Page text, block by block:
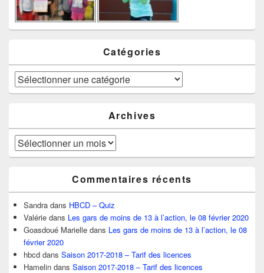
Catégories
Catégories
Archives
Archives
Commentaires récents
Sandra dans HBCD – Quiz
Valérie dans Les gars de moins de 13 à l’action, le 08 février 2020
Goasdoué Marielle dans Les gars de moins de 13 à l’action, le 08
février 2020
hbcd dans Saison 2017-2018 – Tarif des licences
Hamelin dans Saison 2017-2018 – Tarif des licences